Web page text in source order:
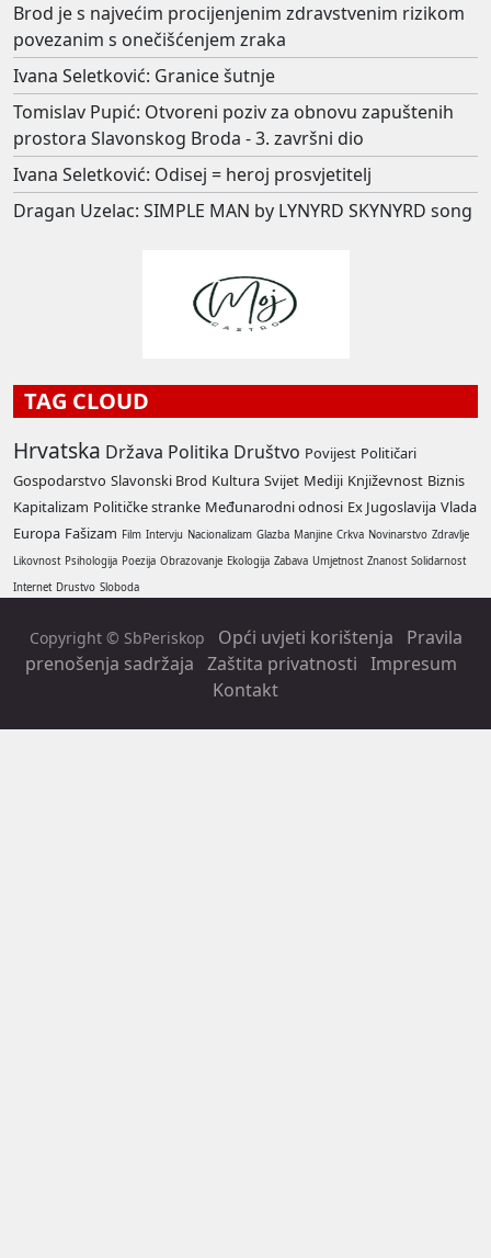
Brod je s najvećim procijenjenim zdravstvenim rizikom
povezanim s onečišćenjem zraka
Ivana Seletković: Granice šutnje
Tomislav Pupić: Otvoreni poziv za obnovu zapuštenih
prostora Slavonskog Broda - 3. završni dio
Ivana Seletković: Odisej = heroj prosvjetitelj
Dragan Uzelac: SIMPLE MAN by LYNYRD SKYNYRD song
TAG CLOUD
Hrvatska Država Politika Društvo Povijest Političari
Gospodarstvo Slavonski Brod Kultura Svijet Mediji Književnost Biznis
Kapitalizam Političke stranke Međunarodni odnosi Ex Jugoslavija Vlada
Europa Fašizam Film Intervju Nacionalizam Glazba Manjine Crkva Novinarstvo Zdravlje
Likovnost Psihologija Poezija Obrazovanje Ekologija Zabava Umjetnost Znanost Solidarnost
Internet Drustvo Sloboda
Copyright © SbPeriskop Opći uvjeti korištenja
Pravila
prenošenja sadržaja Zaštita privatnosti Impresum
Kontakt